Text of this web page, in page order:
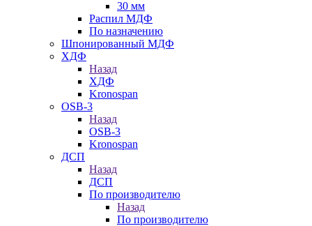
30 мм
Распил МДФ
По назначению
Шпонированный МДФ
ХДФ
Назад
ХДФ
Kronospan
OSB-3
Назад
OSB-3
Kronospan
ДСП
Назад
ДСП
По производителю
Назад
По производителю